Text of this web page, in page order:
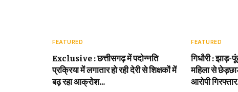
FEATURED
Exclusive : छत्तीसगढ़ में पदोन्नति
प्रक्रिया में लगातार हो रही देरी से शिक्षकों में
बढ़ रहा आक्रोश…
FEATURED
गिधौरी :
महिला से
आरोपी